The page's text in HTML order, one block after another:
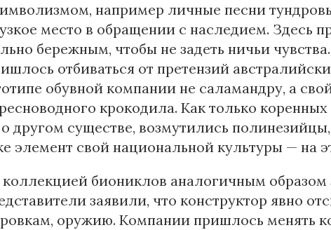
например личные песни
место в обращении с наследием. Здесь
бережным, чтобы не задеть ничьи
отбиваться от претензий
обувной компании не саламандру, а
крокодила. Как только
другом существе, возмутились
элемент свой национальной культуры — на
коллекцией биониклов аналогичным образом
заявили, что конструктор явно
оружию. Компании пришлось менять